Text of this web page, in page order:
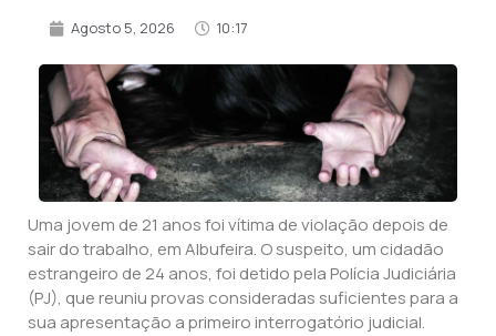
Agosto 5, 2026 10:17
Uma jovem de 21 anos foi vítima de violação depois de
sair do trabalho, em Albufeira. O suspeito, um cidadão
estrangeiro de 24 anos, foi detido pela Polícia Judiciária
(PJ), que reuniu provas consideradas suficientes para a
sua apresentação a primeiro interrogatório judicial.